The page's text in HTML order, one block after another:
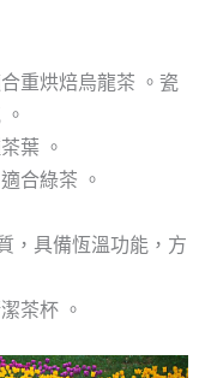
重烘焙烏龍茶 。瓷
葉 。
合綠茶 。
，具備恆溫功能，方
茶杯 。